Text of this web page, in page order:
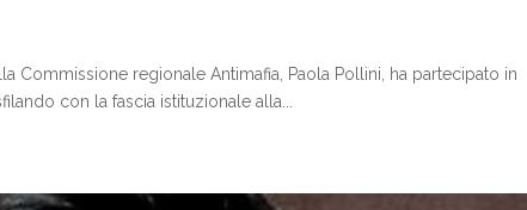
Commissione regionale Antimafia, Paola Pollini, ha partecipato in
con la fascia istituzionale alla...